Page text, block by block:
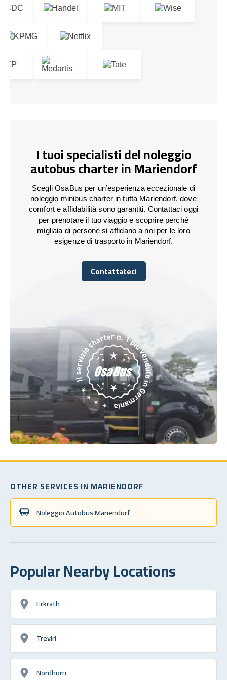
I tuoi specialisti del noleggio
autobus charter in Mariendorf
Scegli OsaBus per un’esperienza eccezionale di
noleggio minibus charter in tutta Mariendorf, dove
comfort e affidabilità sono garantiti. Contattaci oggi
per prenotare il tuo viaggio e scoprire perché
migliaia di persone si affidano a noi per le loro
esigenze di trasporto in Mariendorf.
Contattateci
Contattateci
OTHER SERVICES IN MARIENDORF
Noleggio Autobus Mariendorf
Popular Nearby Locations
Erkrath
Treviri
Nordhorn